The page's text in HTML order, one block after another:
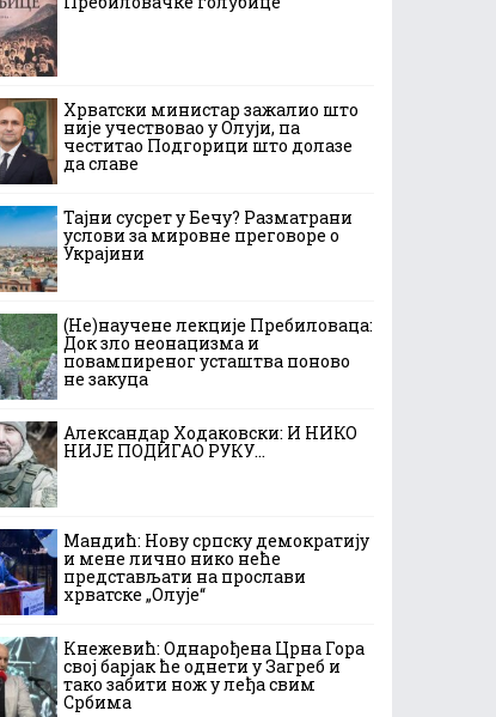
Хрватски министар зажалио што
није учествовао у Олуји, па
честитао Подгорици што долазе
да славе
Тајни сусрет у Бечу? Разматрани
услови за мировне преговоре о
Украјини
(Не)научене лекције Пребиловаца:
Док зло неонацизма и
повампиреног усташтва поново
не закуца
Александар Ходаковски: И НИКО
НИЈЕ ПОДИГАО РУКУ…
Мандић: Нову српску демократију
и мене лично нико неће
представљати на прослави
хрватске „Олује“
Кнежевић: Однарођена Црна Гора
свој барјак ће однети у Загреб и
тако забити нож у леђа свим
Србима